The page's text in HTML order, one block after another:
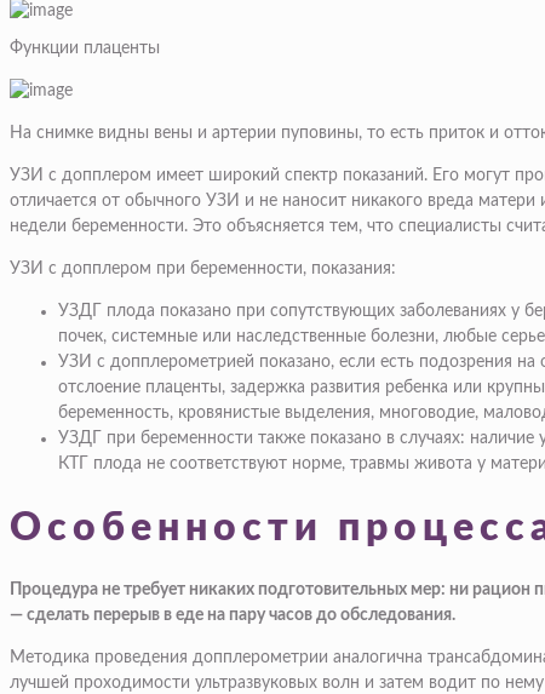
Функции плаценты
На снимке видны вены и артерии пуповины, то есть приток и
УЗИ с допплером имеет широкий спектр показаний. Его могут
отличается от обычного УЗИ и не наносит никакого вреда
недели беременности. Это объясняется тем, что специалисты
УЗИ с допплером при беременности, показания:
УЗДГ плода показано при сопутствующих заболеваниях у
почек, системные или наследственные болезни, любые
УЗИ с допплерометрией показано, если есть подозрения
отслоение плаценты, задержка развития ребенка или
беременность, кровянистые выделения, многоводие,
УЗДГ при беременности также показано в случаях:
КТГ плода не соответствуют норме, травмы живота у
Особенности
Процедура не требует никаких подготовительных мер: ни
— сделать перерыв в еде на пару часов до обследования.
Методика проведения допплерометрии аналогична
лучшей проходимости ультразвуковых волн и затем водит по